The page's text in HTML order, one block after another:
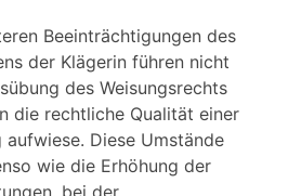
Beeinträchtigungen des
der Klägerin führen nicht
des Weisungsrechts
die rechtliche Qualität einer
Diese Umstände
wie die Erhöhung der
bei der